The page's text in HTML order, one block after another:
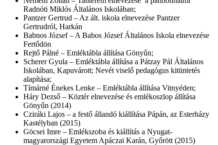
Radnóti Miklós Általános Iskolában;
Pantzer Gertrud – Az ált. iskola elnevezése Pantzer
Gertrudról, Harkán
Babnos József – A Babos József Általános Iskola elnevezése
Fertődön
Rejtő Pálné – Emléktábla állítása Gönyűn;
Scherer Gyula – Emléktábla állítása a Pátzay Pál Általános
Iskolában, Kapuvárott; Nevét viselő pedagógus kitüntetés
alapítása;
Tímárné Énekes Lenke – Emléktábla állítása Vitnyéden;
Háry Dezső – Köztér elnevezése és emlékoszlop állítása
Gönyűn (2014)
Cziráki Lajos – a festő állandó kiállítása Pápán, az Esterházy
Kastélyban (2015)
Göcsei Imre – Emlékszoba és kiállítás a Nyugat-
magyarországi Egyetem Apáczai Karán, Győrött (2015)